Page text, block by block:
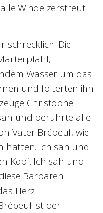
Winde zerstreut.
schrecklich: Die
Wasser um das
und folterten ihn
Christophe
und berührte alle
Vater Brébeuf, wie
hatten. Ich sah und
Kopf. Ich sah und
Barbaren
Herz
ist der